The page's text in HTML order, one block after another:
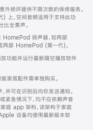
损坏提供不限次数的保修服务。
，空间音频适用于支持此功
全景声。
扬声器，如两部
部 HomePod (第一代)。
功能并运行最新隔空播放软件
家居配件需单独购买。
并可在识别后向你发送通知。
紧急情况下，均不应依赖声音
庭 app 架构，该架构于家庭
设备均使用最新版本软